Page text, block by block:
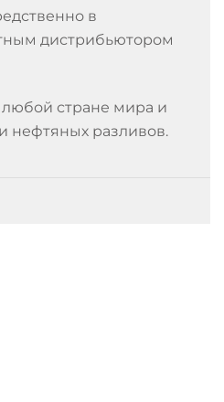
в
дистрибьютором
стране мира и
нефтяных разливов.